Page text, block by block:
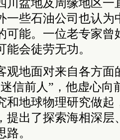
川盆地及周缘地区一
一些石油公司也认为
可能。一位老专家曾
会徒劳无功。
地面对来自各方面
信前人”，他虚心向
和地球物理研究做起
提出了探索海相深
。